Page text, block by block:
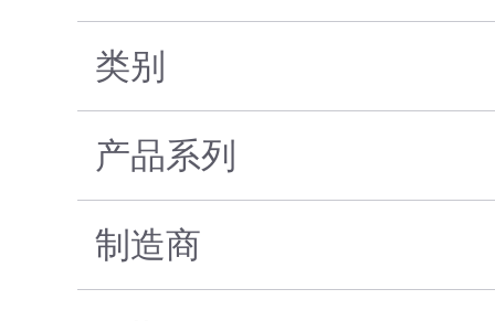
类别
产品系列
制造商